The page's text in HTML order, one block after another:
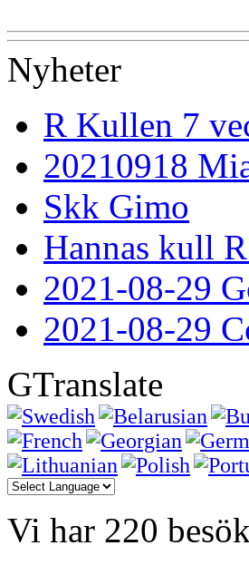
Nyheter
R Kullen 7
20210918
Skk Gimo
Hannas kull
2021-08-29
2021-08-29
GTranslate
Vi har 220